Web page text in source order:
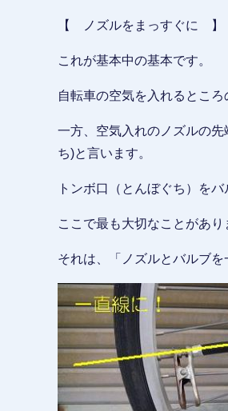
【 ノズルをまっすぐに 】
これが基本中の基本です。
自転車の空気を入れるところ
一方、空気入れのノズルの
ち)と言います。
トンボ口（とんぼぐち）を
ここで最も大切なことがあり
それは、「ノズルとバルブを